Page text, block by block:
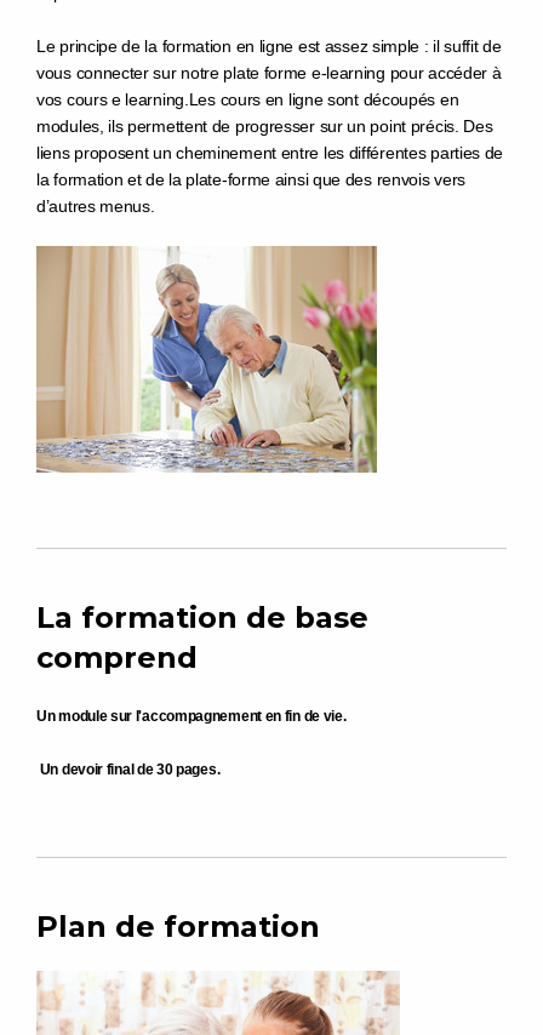
Le principe de la formation en ligne est assez simple : il suffit de
vous connecter sur notre plate forme e-learning pour accéder à
vos cours e learning. Les cours en ligne sont découpés en
modules, ils permettent de progresser sur un point précis. Des
liens proposent un cheminement entre les différentes parties de
la formation et de la plate-forme ainsi que des renvois vers
d’autres menus.
La formation de base
comprend
Un module sur l'accompagnement en fin de vie.
Un devoir final de 30 pages.
Plan de formation